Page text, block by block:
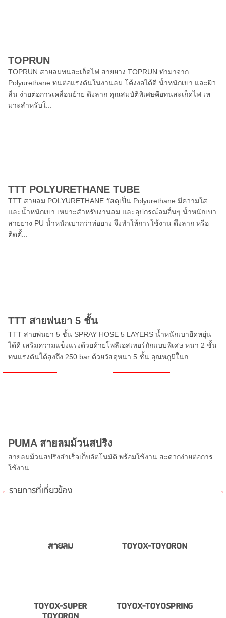
TOPRUN
TOPRUN สายลมทนสะเก็ดไฟ สายยาง TOPRUN ทำมาจาก
Polyurethane ทนต่อแรงดันในงานลม โค้งงอได้ดี น้ำหนักเบา และผิว
ลื่น ง่ายต่อการเคลื่อนย้าย ดึงลาก คุณสมบัติพิเศษคือทนสะเก็ดไฟ เห
มาะสำหรับใ...
TTT POLYURETHANE TUBE
TTT สายลม POLYURETHANE วัสดุเป็น Polyurethane มีความใส
และน้ำหนักเบา เหมาะสำหรับงานลม และอุปกรณ์ลมอื่นๆ น้ำหนักเบา
สายยาง PU น้ำหนักเบากว่าท่อยาง จึงทำให้การใช้งาน ดึงลาก หรือ
ติดตั้...
TTT สายพ่นยา 5 ชั้น
TTT สายพ่นยา 5 ชั้น SPRAY HOSE 5 LAYERS น้ำหนักเบายืดหยุ่น
ได้ดี เสริมความแข็งแรงด้วยด้ายโพลีเอสเทอร์ถักแบบพิเศษ หนา 2 ชั้น
ทนแรงดันได้สูงถึง 250 bar ด้วยวัสดุหนา 5 ชั้น อุณหภูมิในก...
PUMA สายลมม้วนสปริง
สายลมม้วนสปริงสำเร็จเก็บอัตโนมัติ พร้อมใช้งาน สะดวกง่ายต่อการ
ใช้งาน
รายการที่เกี่ยวข้อง
สายลม TOYOX-TOYORON
TOYOX-SUPER TOYOX-TOYOSPRING